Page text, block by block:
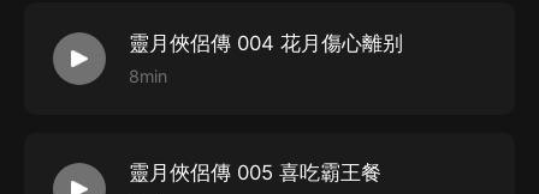
靈月俠侶傳 004 花月傷心離别
8min
靈月俠侶傳 005 喜吃霸王餐